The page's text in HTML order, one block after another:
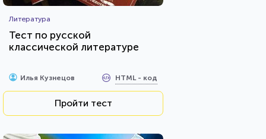
Литература
Тест по русской
классической литературе
Илья Кузнецов HTML - код
Пройти тест